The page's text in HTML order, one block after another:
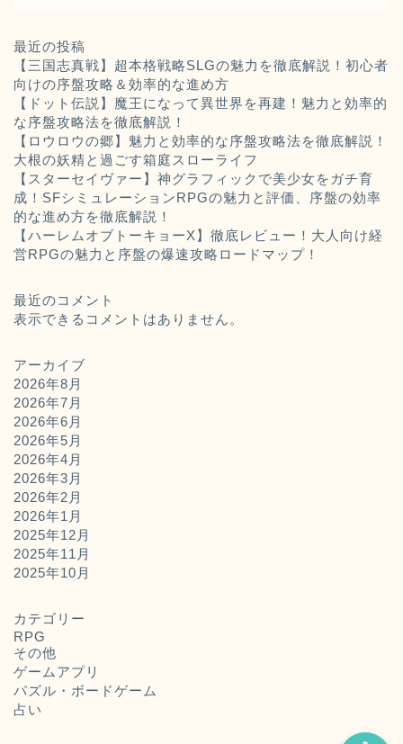
最近の投稿
【三国志真戦】超本格戦略SLGの魅力を徹底解説！初心者
向けの序盤攻略＆効率的な進め方
【ドット伝説】魔王になって異世界を再建！魅力と効率的
な序盤攻略法を徹底解説！
【ロウロウの郷】魅力と効率的な序盤攻略法を徹底解説！
大根の妖精と過ごす箱庭スローライフ
【スターセイヴァー】神グラフィックで美少女をガチ育
成！SFシミュレーションRPGの魅力と評価、序盤の効率
的な進め方を徹底解説！
【ハーレムオブトーキョーX】徹底レビュー！大人向け経
営RPGの魅力と序盤の爆速攻略ロードマップ！
最近のコメント
表示できるコメントはありません。
アーカイブ
2026年8月
2026年7月
2026年6月
2026年5月
2026年4月
2026年3月
2026年2月
2026年1月
2025年12月
2025年11月
2025年10月
カテゴリー
RPG
その他
ゲームアプリ
パズル・ボードゲーム
占い